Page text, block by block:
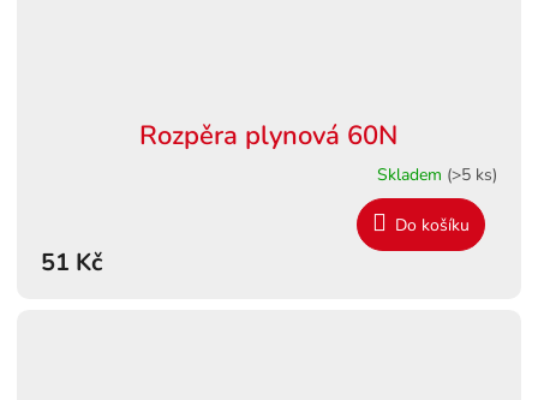
Rozpěra plynová 60N
Skladem (>5 ks)
51 Kč
Do košíku